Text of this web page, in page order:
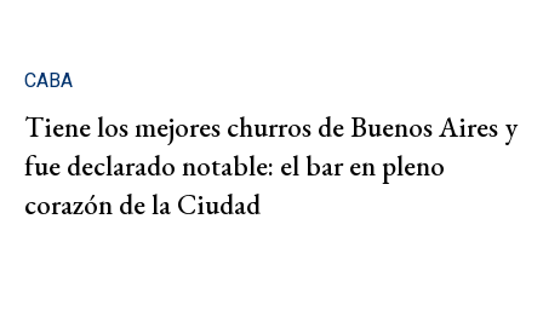
CABA
Tiene los mejores churros de Buenos Aires y
fue declarado notable: el bar en pleno
corazón de la Ciudad